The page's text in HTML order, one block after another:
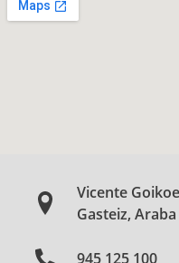
Vicente
Gasteiz, Araba
945 125 100